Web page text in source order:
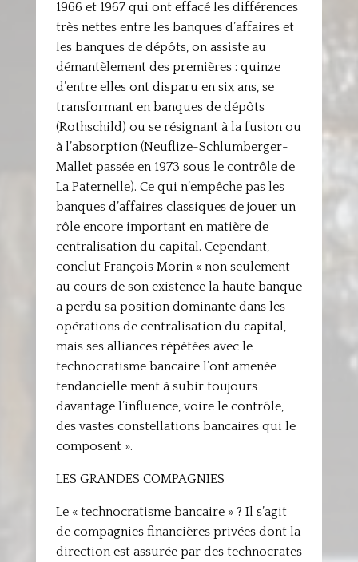
1966 et 1967 qui ont effacé les différences
très nettes entre les banques d’affaires et
les banques de dépôts, on assiste au
démantèlement des premières : quinze
d’entre elles ont disparu en six ans, se
transformant en banques de dépôts
(Rothschild) ou se résignant à la fusion ou
à l’absorption (Neuflize-Schlumberger-
Mallet passée en 1973 sous le contrôle de
La Paternelle). Ce qui n’empêche pas les
banques d’affaires classiques de jouer un
rôle encore important en matière de
centralisation du capital. Cependant,
conclut François Morin « non seulement
au cours de son existence la haute banque
a perdu sa position dominante dans les
opérations de centralisation du capital,
mais ses alliances répétées avec le
technocratisme bancaire l’ont amenée
tendancielle ment à subir toujours
davantage l’influence, voire le contrôle,
des vastes constellations bancaires qui le
composent ».
LES GRANDES COMPAGNIES
Le « technocratisme bancaire » ? Il s’agit
de compagnies financières privées dont la
direction est assurée par des technocrates